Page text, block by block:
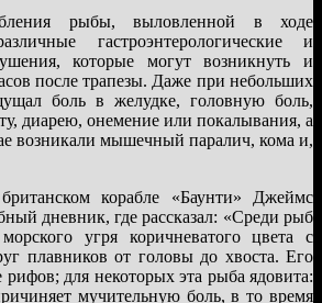
рыбы, выловленной в ходе
гастроэнтерологические и
которые могут возникнуть и
после трапезы. Даже при небольших
боль в желудке, головную боль,
диарею, онемение или покалывания, а
возникали мышечный паралич, кома и,
корабле «Баунти» Джеймс
дневник, где рассказал: «Среди рыб
угря коричневатого цвета с
плавников от головы до хвоста. Его
для некоторых эта рыба ядовита:
мучительную боль, в то время